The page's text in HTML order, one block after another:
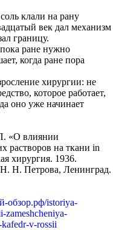
клали на рану
век дал механизм
границу.
ране нужно
когда ране пора
хирургии: не
которое работает,
оно уже начинает
«О влиянии
растворов на ткани in
хирургия. 1936.
Н. Петрова, Ленинград.
обзор.рф/istoriya-
zameshcheniya-
v-rossii